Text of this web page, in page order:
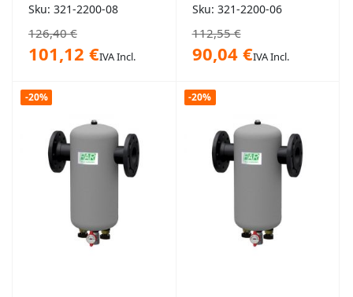
Sku: 321-2200-08
126,40 €
101,12 €IVA Incl.
Sku: 321-2200-06
112,55 €
90,04 €IVA Incl.
-20% -20%